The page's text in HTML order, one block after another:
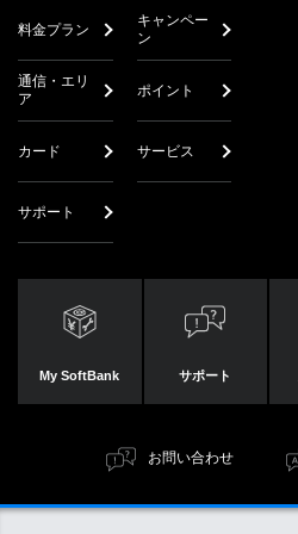
料金プラン
キャンペー
ン
通信・エリ
ア
ポイント
カード サービス
サポート
My SoftBank サポート
お問い合わせ